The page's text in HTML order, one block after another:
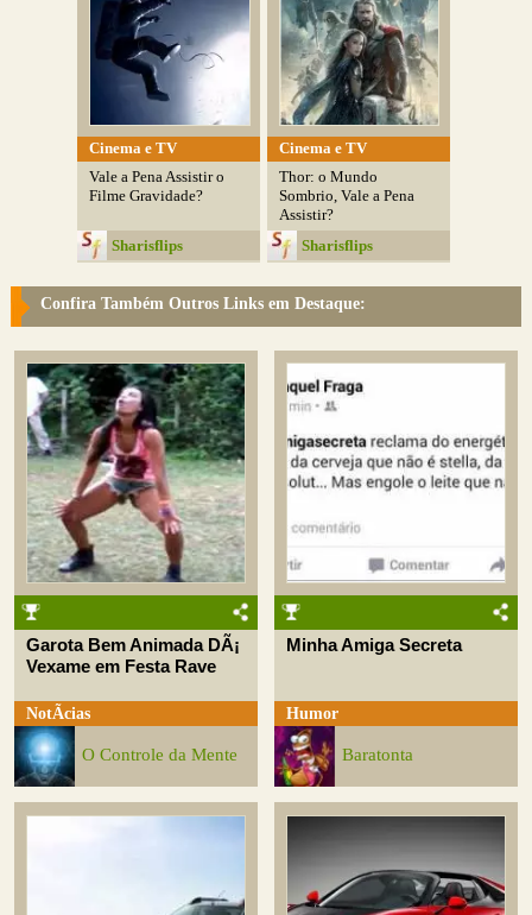
Cinema e TV
Vale a Pena Assistir o
Filme Gravidade?
Sharisflips
Cinema e TV
Thor: o Mundo
Sombrio, Vale a Pena
Assistir?
Sharisflips
Confira Também Outros Links em Destaque:
Garota Bem Animada DÃ¡
Vexame em Festa Rave
NotÃ­cias
O Controle da Mente
Minha Amiga Secreta
Humor
Baratonta